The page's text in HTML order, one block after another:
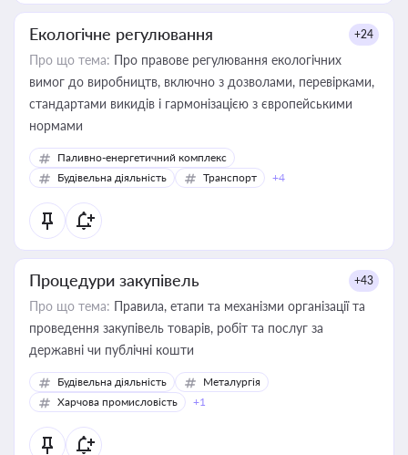
Екологічне регулювання +24
Про що тема: Про правове регулювання екологічних
вимог до виробництв, включно з дозволами, перевірками,
стандартами викидів і гармонізацією з європейськими
нормами
Паливно-енергетичний комплекс
Будівельна діяльність
Транспорт +4
Процедури закупівель +43
Про що тема: Правила, етапи та механізми організації та
проведення закупівель товарів, робіт та послуг за
державні чи публічні кошти
Будівельна діяльність
Металургія
Харчова промисловість
+1